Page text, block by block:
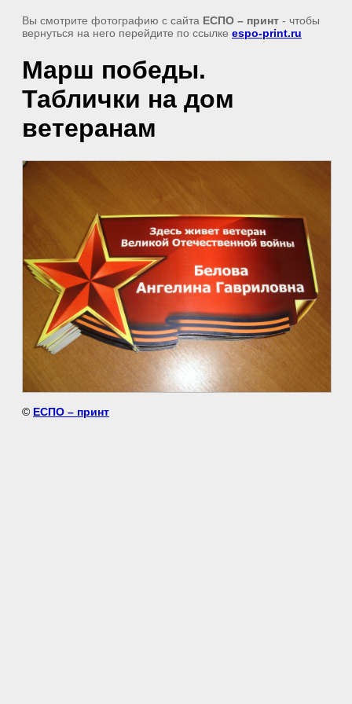
Вы смотрите фотографию с сайта ЕСПО – принт - чтобы
вернуться на него перейдите по ссылке espo-print.ru
Марш победы.
Таблички на дом
ветеранам
© ЕСПО – принт